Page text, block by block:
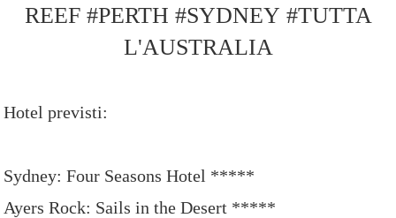
REEF #PERTH #SYDNEY #TUTTA
L'AUSTRALIA
Hotel previsti:
Sydney: Four Seasons Hotel *****
Ayers Rock: Sails in the Desert *****